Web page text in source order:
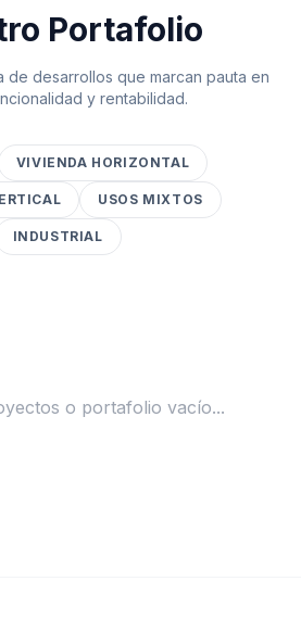
Portafolio
de desarrollos que marcan pauta en
y rentabilidad.
VIVIENDA HORIZONTAL
USOS MIXTOS
INDUSTRIAL
o portafolio vacío...